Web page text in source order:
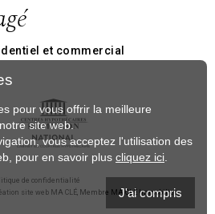
et commercial
de confidentialité
site web MA CLÉ, Membre MA CLÉ Immobilier
pour vous offrir la meilleure
site web.
vous acceptez l'utilisation des
pour en savoir plus cliquez ici
J'ai compris